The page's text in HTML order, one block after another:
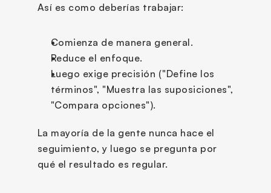
Así es como deberías trabajar:
Comienza de manera general.
Reduce el enfoque.
Luego exige precisión ("Define los
términos", "Muestra las suposiciones",
"Compara opciones").
La mayoría de la gente nunca hace el
seguimiento, y luego se pregunta por
qué el resultado es regular.